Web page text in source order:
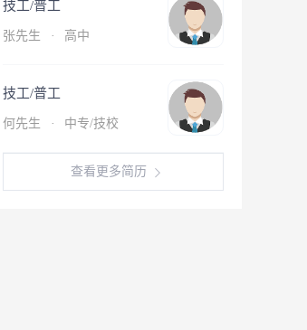
技工/普工
张先生 · 高中
技工/普工
何先生 · 中专/技校
查看更多简历